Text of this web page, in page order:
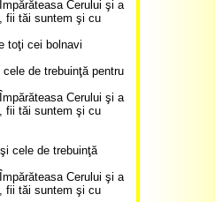
Cerului şi a
fii tăi suntem şi cu
toţi cei bolnavi
de trebuinţă pentru
Cerului şi a
fii tăi suntem şi cu
cele de trebuinţă
Cerului şi a
fii tăi suntem şi cu